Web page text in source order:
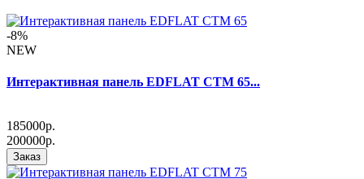
-8%
NEW
Интерактивная панель EDFLAT CTM 65...
185000р.
200000р.
Заказ